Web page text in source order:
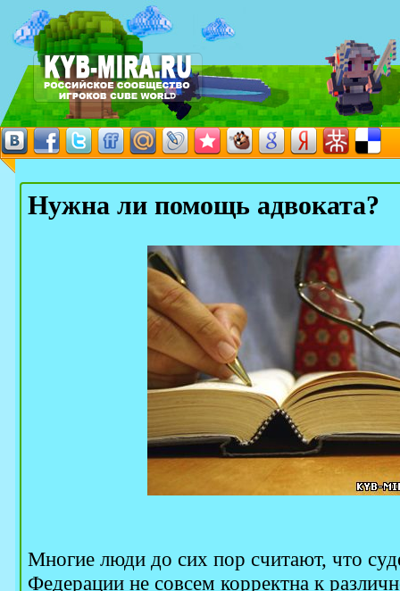
Нужна ли помощь адвоката?
Многие люди до сих пор считают, что
Федерации не совсем корректна к